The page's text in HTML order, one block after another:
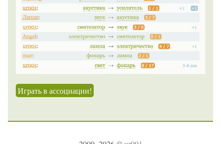
Играть в ассоциации!